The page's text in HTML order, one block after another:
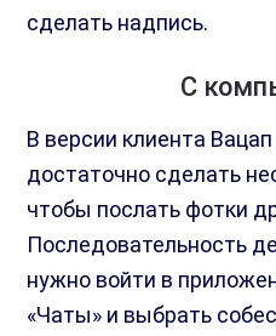
сделать надпись.
С
В версии клиента
достаточно сделать
чтобы послать фотки
Последовательность
нужно войти в
«Чаты» и выбрать